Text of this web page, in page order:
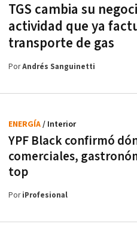
TGS cambia su
actividad que ya
transporte de gas
PorAndrés Sanguinetti
YPF Black confirmó
comerciales,
top
ENERGÍA/ Interior
PoriProfesional